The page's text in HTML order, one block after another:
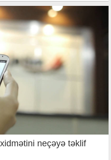
neçəyə təklif